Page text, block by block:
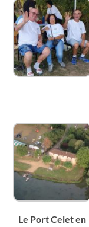
Le Port Celet en